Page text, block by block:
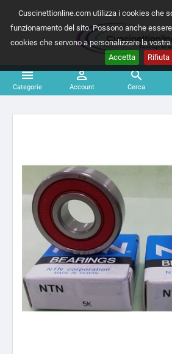
Cuscinettionline.com utilizza i cookies che
funzionamento del sito. Possono anche
cookies che servono a personalizzare la
Accetta
Rifiuta

Categorie

Account

Cerca